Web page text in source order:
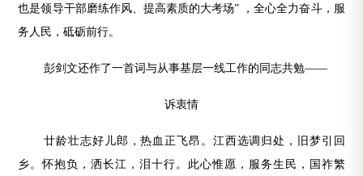
也是领导干部磨练作风、提高素质的大考场” ，全心全力奋斗，服
务人民，砥砺前行。
彭剑文还作了一首词与从事基层一线工作的同志共勉——
诉衷情
廿龄壮志好儿郎，热血正飞昂。江西选调归处，旧梦引回
乡。怀抱负，洒长江，泪十行。此心惟愿，服务生民，国祚繁